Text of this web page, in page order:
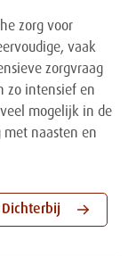
zorg voor
vaak
zorgvraag
zo intensief en
mogelijk in de
naasten en